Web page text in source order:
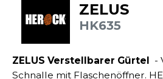
ZELUS
HK635
ZELUS Verstellbarer Gürtel -
Schnalle mit Flaschenöffner.